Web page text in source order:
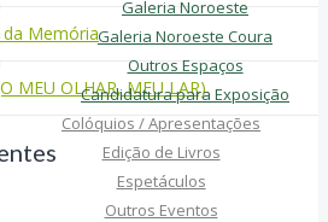
Galeria Noroeste
Galeria Noroeste Coura
Outros Espaços
Candidatura para Exposição
Colóquios / Apresentações
Edição de Livros
Espetáculos
Outros Eventos
Memória
MEU OLHAR, MEU LAR)